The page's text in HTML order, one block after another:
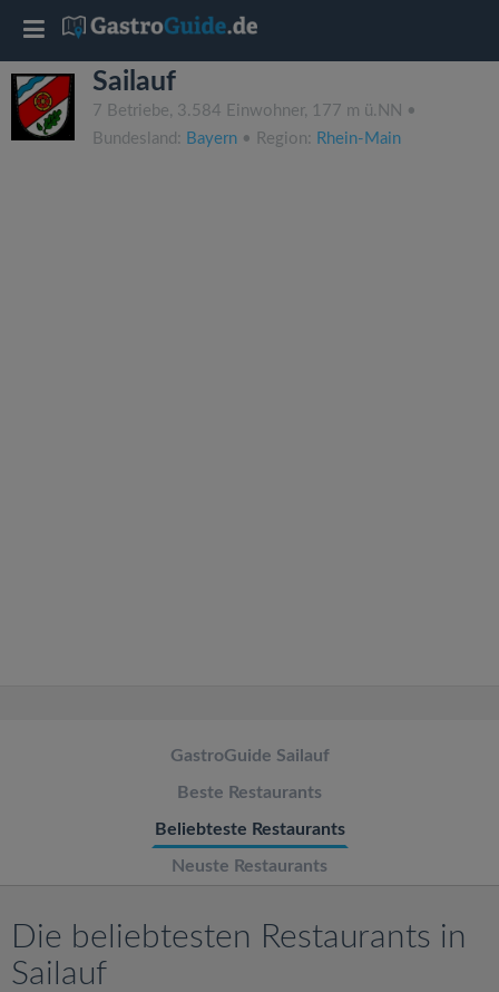
Sailauf
7 Betriebe, 3.584 Einwohner, 177 m ü.NN •
Bundesland: Bayern • Region: Rhein-Main
GastroGuide Sailauf
Beste Restaurants
Beliebteste Restaurants
Neuste Restaurants
Die beliebtesten Restaurants in
Sailauf
T
o
g